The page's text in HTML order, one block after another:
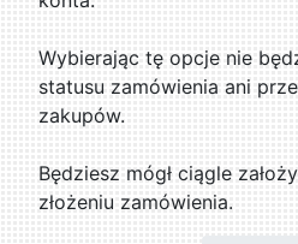
Wybierając tę opcje nie
statusu zamówienia ani
zakupów.
Będziesz mógł ciągle
złożeniu zamówienia.